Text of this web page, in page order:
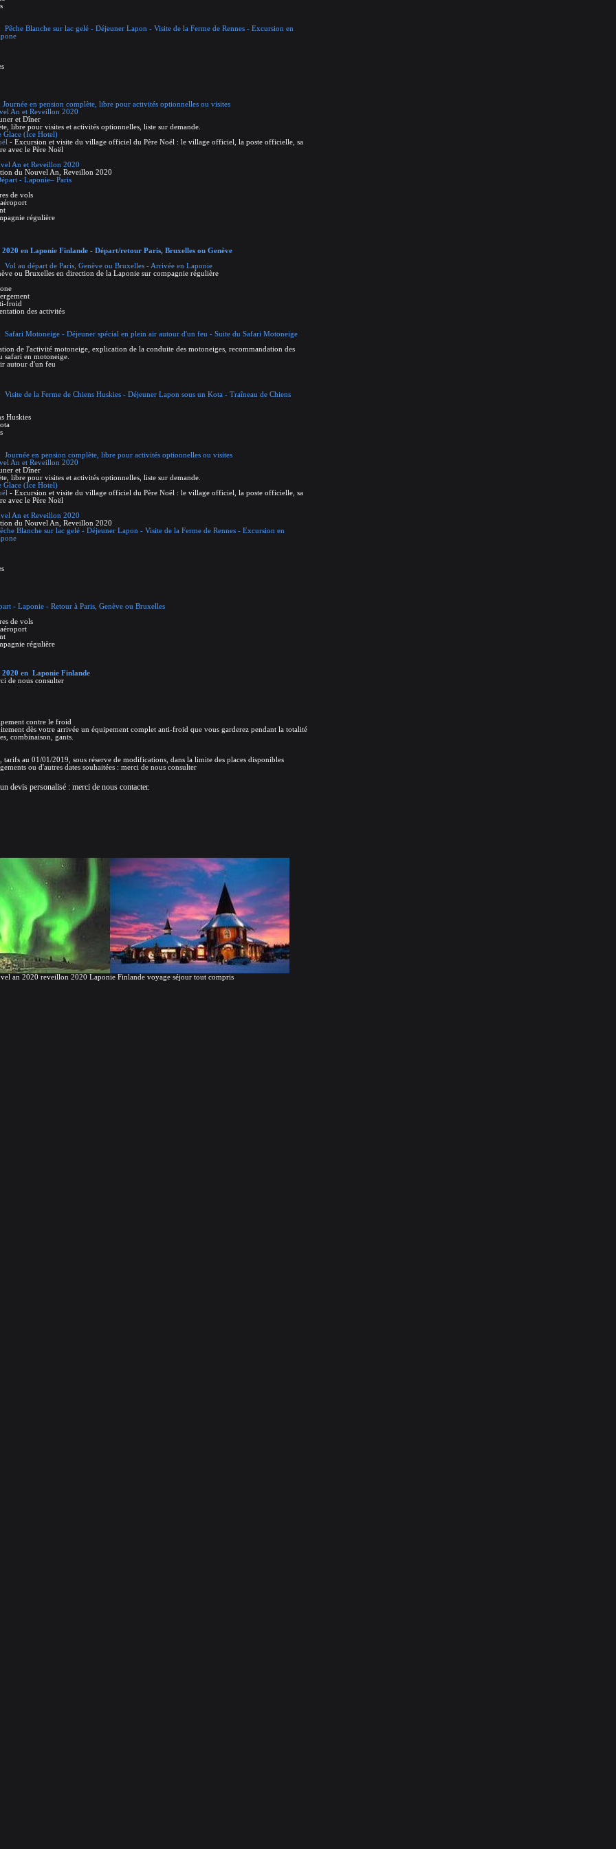
Blanche sur lac gelé - Déjeuner Lapon - Visite de la Ferme de Rennes - Excursion en
en pension complète, libre pour activités optionnelles ou visites
An et Reveillon 2020
et Dîner
libre pour visites et activités optionnelles, liste sur demande.
Glace (Ice Hotel)
- Excursion et visite du village officiel du Père Noël : le village officiel, la poste officielle, sa
avec le Père Noël
An et Reveillon 2020
du Nouvel An, Reveillon 2020
- Laponie– Paris
de vols
régulière
en Laponie Finlande - Départ/retour Paris, Bruxelles ou Genève
au départ de Paris, Genève ou Bruxelles - Arrivée en Laponie
ou Bruxelles en direction de la Laponie sur compagnie régulière
froid
des activités
Safari Motoneige - Déjeuner spécial en plein air autour d'un feu - Suite du Safari Motoneige
de l'activité motoneige, explication de la conduite des motoneiges, recommandation des
safari en motoneige.
autour d'un feu
de la Ferme de Chiens Huskies - Déjeuner Lapon sous un Kota - Traîneau de Chiens
Huskies
en pension complète, libre pour activités optionnelles ou visites
An et Reveillon 2020
et Dîner
libre pour visites et activités optionnelles, liste sur demande.
Glace (Ice Hotel)
- Excursion et visite du village officiel du Père Noël : le village officiel, la poste officielle, sa
avec le Père Noël
An et Reveillon 2020
du Nouvel An, Reveillon 2020
Blanche sur lac gelé - Déjeuner Lapon - Visite de la Ferme de Rennes - Excursion en
- Laponie - Retour à Paris, Genève ou Bruxelles
de vols
régulière
en Laponie Finlande
de nous consulter
contre le froid
dès votre arrivée un équipement complet anti-froid que vous garderez pendant la totalité
combinaison, gants.
tarifs au 01/01/2019, sous réserve de modifications, dans la limite des places disponibles
ou d'autres dates souhaitées : merci de nous consulter
devis personalisé : merci de nous contacter.
an 2020 reveillon 2020 Laponie Finlande voyage séjour tout compris